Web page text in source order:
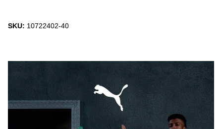
SKU: 10722402-40